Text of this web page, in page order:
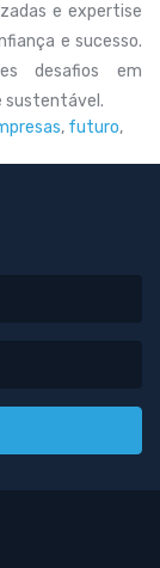
e expertise
e sucesso.
desafios em
sustentável.
, futuro,